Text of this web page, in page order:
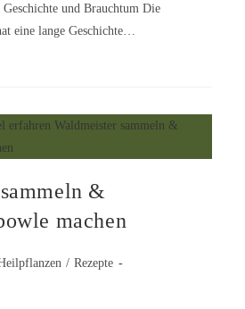
Geschichte und Brauchtum Die
eine lange Geschichte…
&
machen
/ Rezepte